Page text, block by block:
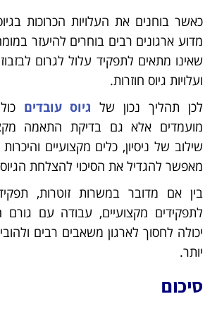
כאשר בוחנים את העלויות הכרוכות
מדוע ארגונים רבים בוחרים להיעזר
שאינו מתאים לתפקיד עלול לגרום לבזבוז
ועלויות גיוס חוזרות.
לכן תהליך נכון של גיוס עובדים
מועמדים אלא גם בדיקת התאמה
שילוב של ניסיון, כלים מקצועיים
מאפשר להגדיל את הסיכוי להצלחת
בין אם מדובר במשרות זוטרות,
לתפקידים מקצועיים, עבודה עם
יכולה לחסוך לארגון משאבים רבים
יותר.
סיכום